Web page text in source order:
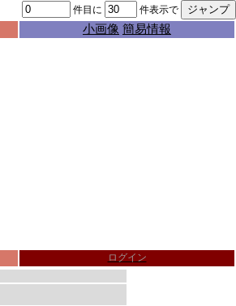
件目に 件表示で
小画像 簡易情報
ログイン